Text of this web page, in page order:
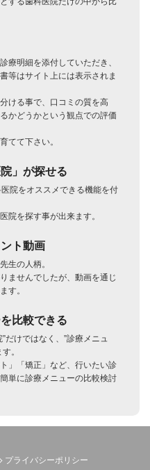
療明細を添付していただき、
等はサイト上には表示されま
ける事で、口コミの質を高
かどうかという観点での評価
てて下さい。
」が探せる
院をオススメできる機能を付
院を探す事が出来ます。
ト動画
生の人柄。
ませんでしたが、動画を通じ
す。
比較できる
だけではなく、”診療メニュ
。
」「矯正」など、行いたい診
単に診療メニューの比較検討
プライバシーポリシー